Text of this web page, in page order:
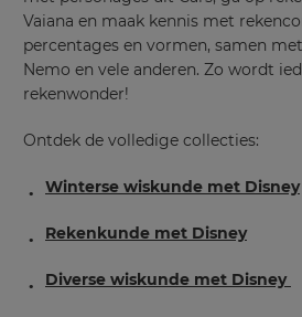
Vaiana en maak kennis met
percentages en vormen, samen
Nemo en vele anderen. Zo wordt
rekenwonder!
Ontdek de volledige collecties:
Winterse wiskunde met Disney
Rekenkunde met Disney
Diverse wiskunde met Disney